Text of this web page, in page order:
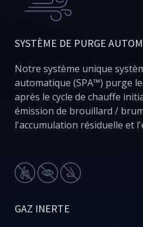
SYSTÈME DE PURGE
Notre système unique
automatique (SPA™) purge
après le cycle de chauffe
émission de brouillard /
l'accumulation résiduelle et
GAZ INERTE